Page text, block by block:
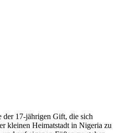
der 17-jährigen Gift, die sich
kleinen Heimatstadt in Nigeria zu